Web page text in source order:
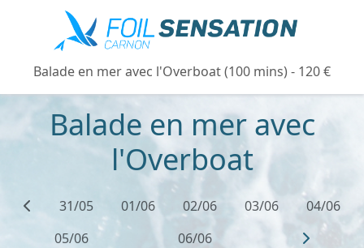
Balade en mer avec l'Overboat (100 mins) - 120 €
Balade en mer avec
l'Overboat
31/05 01/06 02/06 03/06
04/06
05/06
06/06